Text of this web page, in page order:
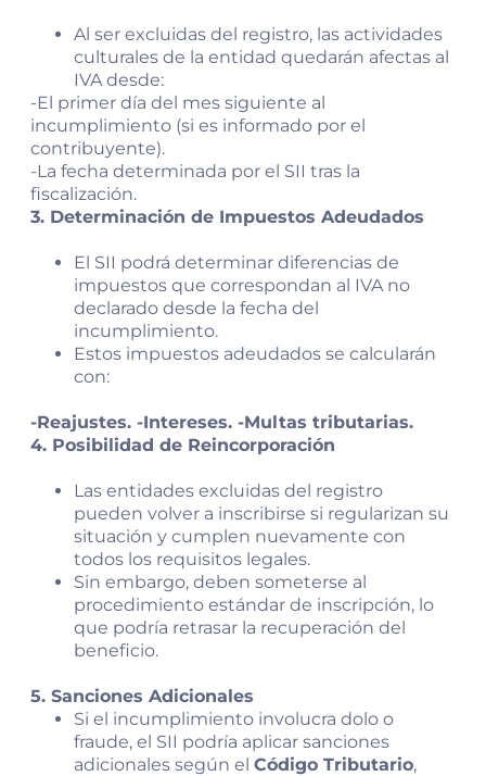
Al ser excluidas del registro, las actividades
culturales de la entidad quedarán afectas al
IVA desde:
-El primer día del mes siguiente al
incumplimiento (si es informado por el
contribuyente).
-La fecha determinada por el SII tras la
fiscalización.
3. Determinación de Impuestos Adeudados
El SII podrá determinar diferencias de
impuestos que correspondan al IVA no
declarado desde la fecha del
incumplimiento.
Estos impuestos adeudados se calcularán
con:
-Reajustes. -Intereses. -Multas tributarias.
4. Posibilidad de Reincorporación
Las entidades excluidas del registro
pueden volver a inscribirse si regularizan su
situación y cumplen nuevamente con
todos los requisitos legales.
Sin embargo, deben someterse al
procedimiento estándar de inscripción, lo
que podría retrasar la recuperación del
beneficio.
5. Sanciones Adicionales
Si el incumplimiento involucra dolo o
fraude, el SII podría aplicar sanciones
adicionales según el Código Tributario,